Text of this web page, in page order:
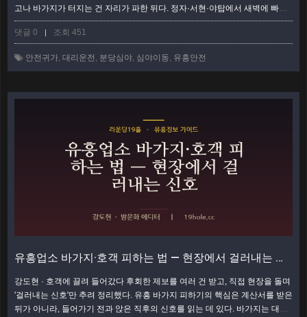
고나 바가지가 터지는 건 자리가 파한 뒤다. 정자·서현·야탑에서 새벽에 빠져
나올 때 대리운전·심야버스·택시·막차 사이에서 뭘 먼저 잡아야 할지 순서가
헷갈리는 사람이 많다. 이 글은 자리가 끝난 순간부터 집 현관까지, 분당권 기
훨씬 편하다. 1단계 — 파하기 30분 전에 귀가 루트부터 정한다 가장 흔한
댓글 0 | 조회 451
안전귀가, 대리운전 , 분당심야, 심야이동, 유흥안전
유흥업소 바가지·호객 피하는 법 — 현장에서 걸러내는 신호
강도현 · 호객에 끌려 들어갔다 후회한 제보를 여러 건 받고, 직접 현장을 돌며
'걸러내는 신호'만 추려 정리했다. 유흥 바가지 피하기의 핵심은 계산서를 받은
뒤가 아니라, 들어가기 전과 앉은 직후의 신호를 읽는 데 있다. 바가지는 대개